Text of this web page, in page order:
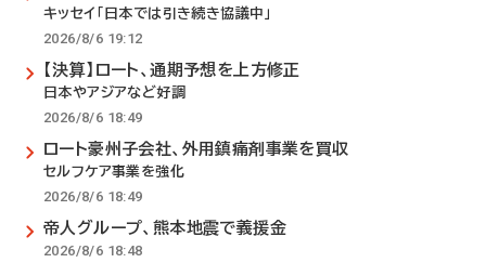
キッセイ「日本では引き続き協議中」
2026/8/6 19:12
【決算】ロート、通期予想を上方修正
日本やアジアなど好調
2026/8/6 18:49
ロート豪州子会社、外用鎮痛剤事業を買収
セルフケア事業を強化
2026/8/6 18:49
帝人グループ、熊本地震で義援金
2026/8/6 18:48